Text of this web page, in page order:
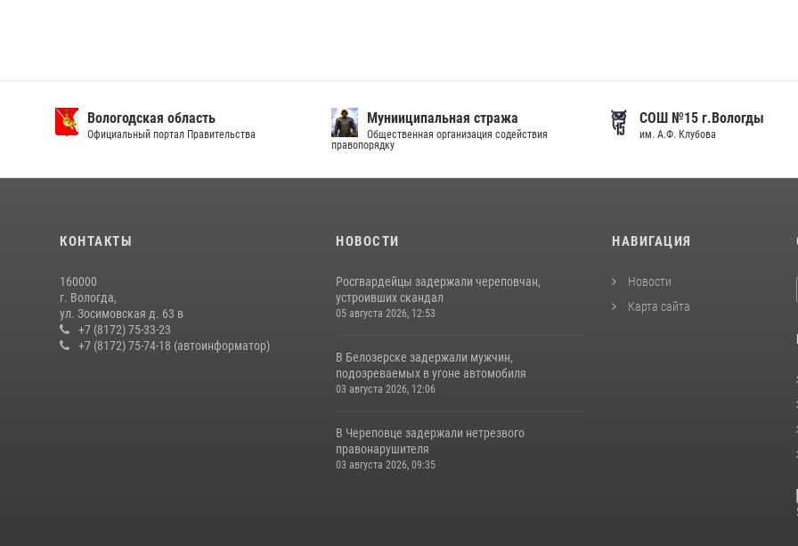
Вологодская область
Официальный портал Правительства
Мунииципальная стража
Общественная организация содействия
правопорядку
СОШ №15 г.Вологды
им. А.Ф. Клубова
КОНТАКТЫ
160000
г. Вологда,
ул. Зосимовская д. 63 в
+7 (8172) 75-33-23
+7 (8172) 75-74-18 (автоинформатор)
НОВОСТИ
Росгвардейцы задержали череповчан,
устроивших скандал
05 августа 2026, 12:53
В Белозерске задержали мужчин,
подозреваемых в угоне автомобиля
03 августа 2026, 12:06
В Череповце задержали нетрезвого
правонарушителя
03 августа 2026, 09:35
НАВИГАЦИЯ
Новости
Карта сайта